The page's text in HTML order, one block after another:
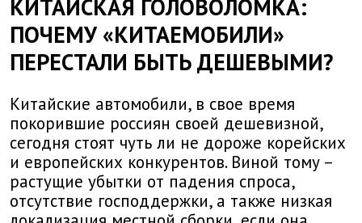
КИТАЙСКАЯ ГОЛОВОЛОМКА:
ПОЧЕМУ «КИТАЕМОБИЛИ»
ПЕРЕСТАЛИ БЫТЬ ДЕШЕВЫМИ?
Китайские автомобили, в свое время
покорившие россиян своей дешевизной,
сегодня стоят чуть ли не дороже корейских
и европейских конкурентов. Виной тому –
растущие убытки от падения спроса,
отсутствие господдержки, а также низкая